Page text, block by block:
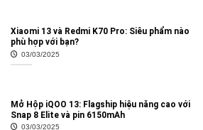
Xiaomi 13 và Redmi K70 Pro: Siêu phẩm nào
phù hợp với bạn?
03/03/2025
Mở Hộp iQOO 13: Flagship hiệu năng cao với
Snap 8 Elite và pin 6150mAh
03/03/2025